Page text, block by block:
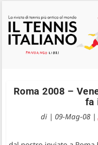
Roma 2008 –
fa
di | 09-Mag-08|